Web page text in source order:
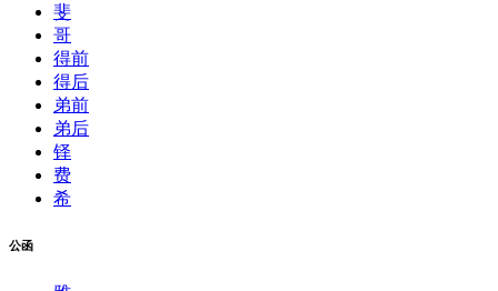
斐
哥
得前
得后
弟前
弟后
铎
费
希
公函